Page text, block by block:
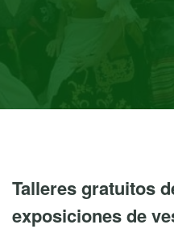
Talleres gratuitos
exposiciones de